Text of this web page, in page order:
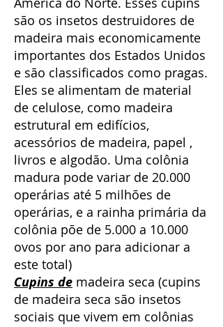
são os insetos destruidores de
madeira mais economicamente
importantes dos Estados Unidos
e são classificados como pragas.
Eles se alimentam de material
de celulose, como madeira
estrutural em edifícios,
acessórios de madeira, papel ,
livros e algodão. Uma colônia
madura pode variar de 20.000
operárias até 5 milhões de
operárias, e a rainha primária da
colônia põe de 5.000 a 10.000
ovos por ano para adicionar a
este total)
Cupins de madeira seca (cupins
de madeira seca são insetos
sociais que vivem em colônias